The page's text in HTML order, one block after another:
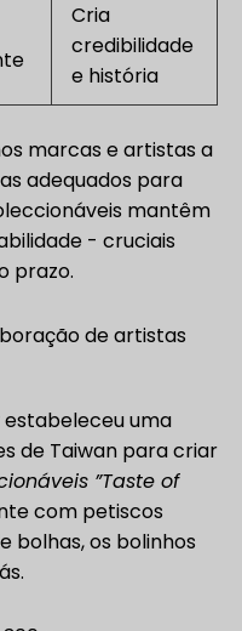
Cria
credibilidade
e história
marcas e artistas a
adequados para
mantêm
- cruciais
prazo.
de artistas
estabeleceu uma
de Taiwan para criar
”Taste of
com petiscos
bolhas, os bolinhos